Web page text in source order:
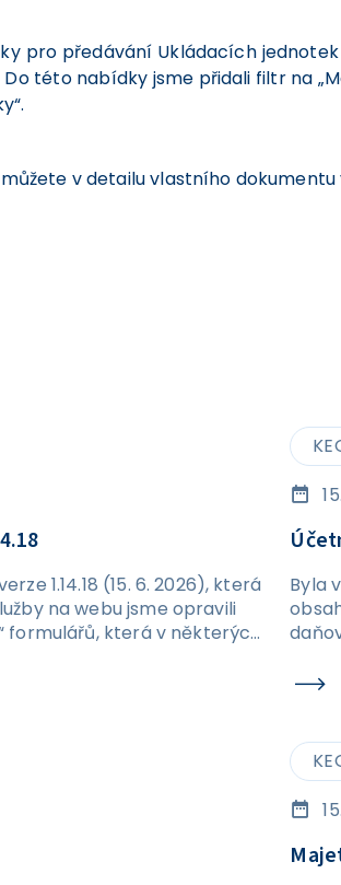
pro předávání Ukládacích
této nabídky jsme přidali filtr na
v detailu vlastního
1.14.18 (15. 6. 2026), která
na webu jsme opravili
formulářů, která v některých
Byla